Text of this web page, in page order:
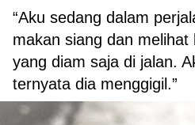
“Aku sedang dalam
makan siang dan melihat
yang diam saja di jalan.
ternyata dia menggigil.”